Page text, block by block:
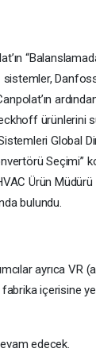
sistemler,
ürünlerini
Global
Seçimi”
Ürün
bulundu.
ayrıca VR
içerisine
edecek.